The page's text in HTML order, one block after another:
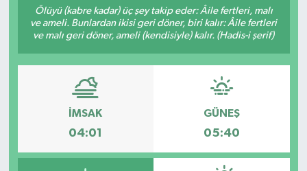
Ölüyü (kabre kadar) üç şey takip eder: Âile fertleri, malı
ve ameli. Bunlardan ikisi geri döner, biri kalır: Âile fertleri
ve malı geri döner, ameli (kendisiyle) kalır. (Hadis-i şerif)
İMSAK
04:01
GÜNEŞ
05:40
Resmi İlanlar